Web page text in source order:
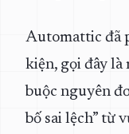
Automattic đã
kiện, gọi đây là
buộc nguyên
bố sai lệch” từ